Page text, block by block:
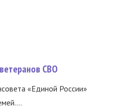
СВО
«Единой России»